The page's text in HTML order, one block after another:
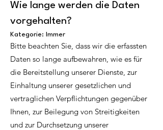
Wie lange werden die Daten
vorgehalten?
Kategorie: Immer
Bitte beachten Sie, dass wir die erfassten
Daten so lange aufbewahren, wie es für
die Bereitstellung unserer Dienste, zur
Einhaltung unserer gesetzlichen und
vertraglichen Verpflichtungen gegenüber
Ihnen, zur Beilegung von Streitigkeiten
und zur Durchsetzung unserer